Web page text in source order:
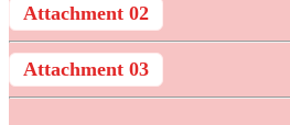
Attachment 02
Attachment 03